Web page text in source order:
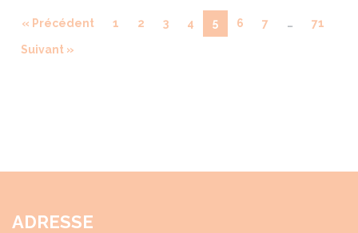
« Précédent 1 2 3 4 5 6 7 … 71
Suivant »
ADRESSE